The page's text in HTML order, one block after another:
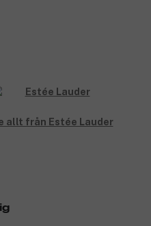
allt från Estée Lauder